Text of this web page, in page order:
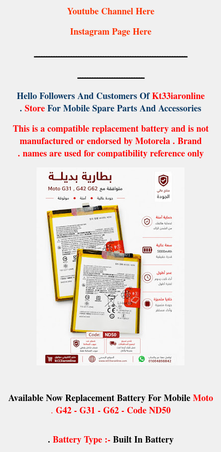
Youtube Channel Here
Instagram Page Here
ــــــــــــــــــــــــــــــــــــــــــــــــــــــــــــــ
ـــــــــــــــــــــــــــ
Hello Followers And Customers OfKt33iaronline
StoreFor Mobile Spare Parts And Accessories .
This is a compatible replacement battery and is not
manufactured or endorsed by Motorela . Brand
names are used for compatibility reference only .
Available Now Replacement Battery For MobileMoto
G42 - G31 - G62 - Code ND50
.
Battery Type :-Built In Battery .